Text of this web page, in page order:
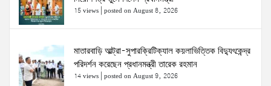
15 views posted on August 8, 2026
মাতারবাড়ি আল্ট্রা-সুপারক্রিটিক্যাল কয়লাভিত্তিক বিদ্যুৎকেন্দ্র
পরিদর্শন করেছেন প্রধানমন্ত্রী তারেক রহমান
14 views posted on August 9, 2026